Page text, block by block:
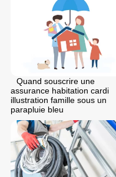
Quand souscrire une
assurance habitation cardi
illustration famille sous un
parapluie bleu